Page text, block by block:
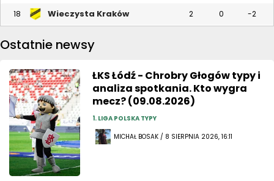
18 Wieczysta Kraków 2 0 -2
Ostatnie newsy
ŁKS Łódź - Chrobry Głogów typy i
analiza spotkania. Kto wygra
mecz? (09.08.2026)
1. LIGA POLSKA TYPY
MICHAŁ BOSAK / 8 SIERPNIA 2026, 16:11